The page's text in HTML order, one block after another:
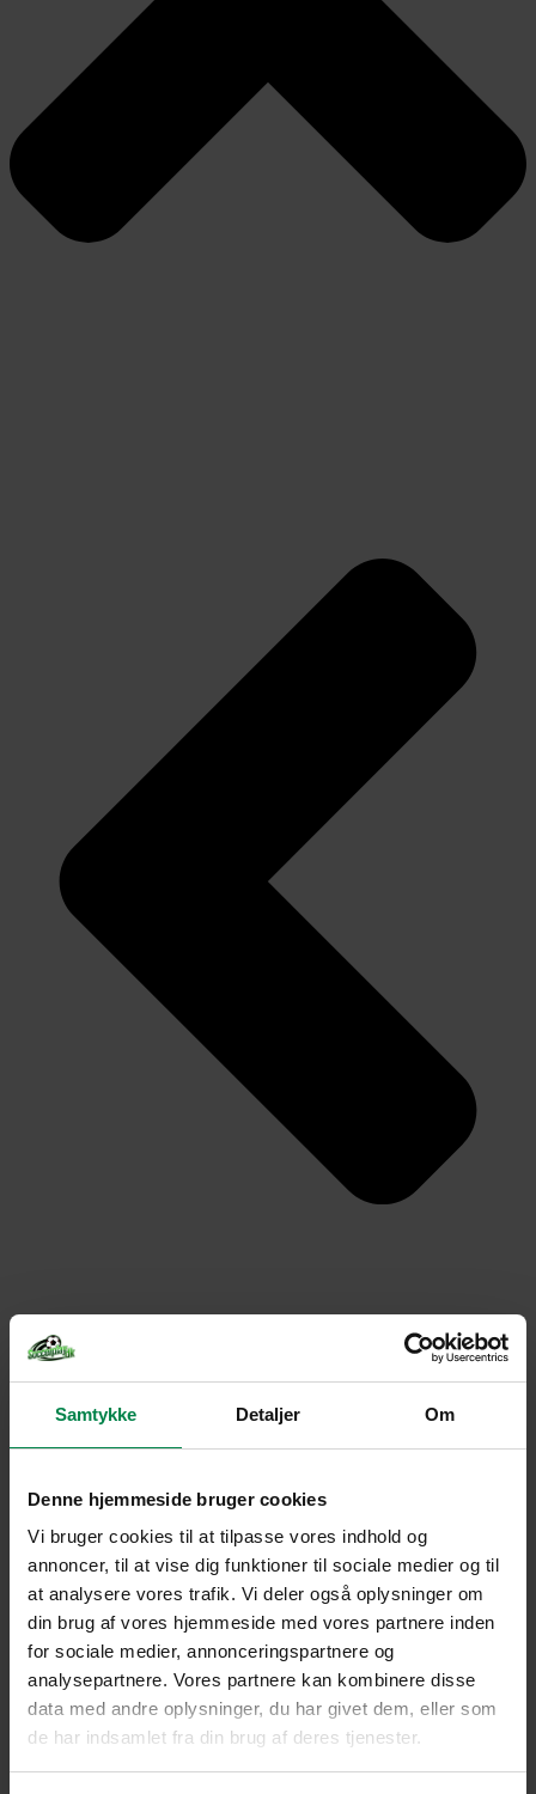
Samtykke Detaljer Om
Denne hjemmeside bruger cookies
Vi bruger cookies til at tilpasse vores indhold og
annoncer, til at vise dig funktioner til sociale medier og til
at analysere vores trafik. Vi deler også oplysninger om
din brug af vores hjemmeside med vores partnere inden
for sociale medier, annonceringspartnere og
analysepartnere. Vores partnere kan kombinere disse
data med andre oplysninger, du har givet dem, eller som
de har indsamlet fra din brug af deres tjenester.